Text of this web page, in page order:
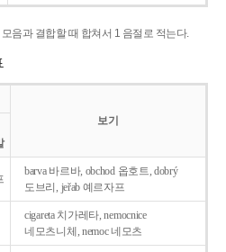
음과 결합할 때 합쳐서 1 음절로 적는다.
보기
barva 바르바, obchod 옵호트, dobrý
도브리, jeřab 예르자프
cigareta 치가레타, nemocnice
네모츠니체, nemoc 네모츠